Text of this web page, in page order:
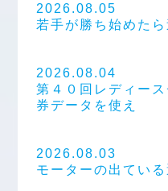
2026.08.05
若手が勝ち始めた
2026.08.04
第４０回レディー
券データを使え
2026.08.03
モーターの出てい